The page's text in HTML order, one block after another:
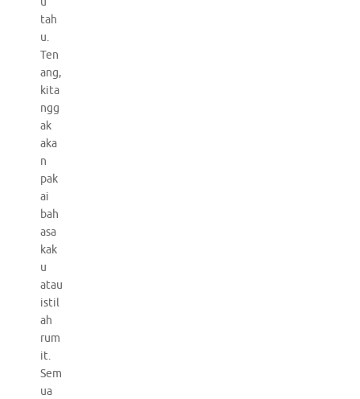
tah
u.
Ten
ang,
kita
ngg
ak
aka
n
pak
ai
bah
asa
kak
u
atau
istil
ah
rum
it.
Sem
ua